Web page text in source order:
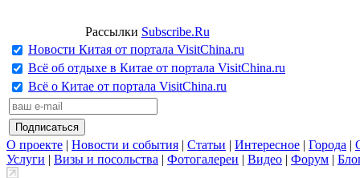
Рассылки Subscribe.Ru
Новости Китая от портала VisitChina.ru
Всё об отдыхе в Китае от портала VisitChina.ru
Всё о Китае от портала VisitChina.ru
О проекте | Новости и события | Статьи | Интересное | Города |
Услуги | Визы и посольства | Фотогалереи | Видео | Форум |